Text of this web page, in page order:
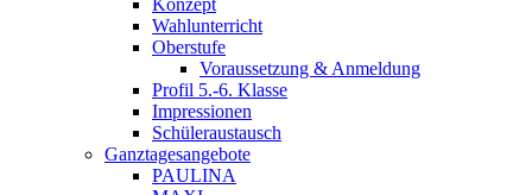
Konzept
Wahlunterricht
Oberstufe
Voraussetzung & Anmeldung
Profil 5.-6. Klasse
Impressionen
Schüleraustausch
Ganztagesangebote
PAULINA